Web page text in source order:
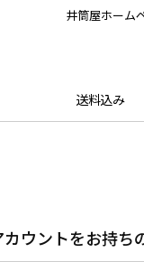
井筒屋ホーム
送料込み
ウントをお持ち